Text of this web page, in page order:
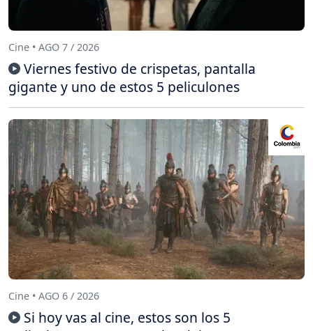
Cine • AGO 7 / 2026
Viernes festivo de crispetas, pantalla
gigante y uno de estos 5 peliculones
Cine • AGO 6 / 2026
Si hoy vas al cine, estos son los 5